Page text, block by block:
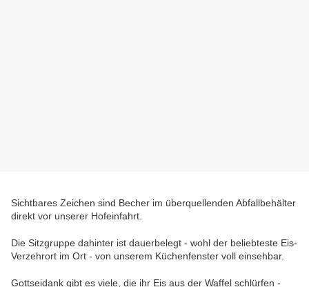
Sichtbares Zeichen sind Becher im überquellenden Abfallbehälter
direkt vor unserer Hofeinfahrt.
Die Sitzgruppe dahinter ist dauerbelegt - wohl der beliebteste Eis-
Verzehrort im Ort - von unserem Küchenfenster voll einsehbar.
Gottseidank gibt es viele, die ihr Eis aus der Waffel schlürfen -